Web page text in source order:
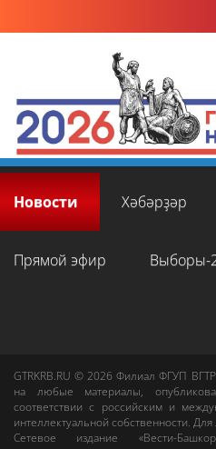
Новости Хәбәрҙәр
Прямой эфир Выборы-
GTRKRB.RU © 2026Филиал ФГУП
на любые материалы,
соответствии с российским и
интеллектуальной собственности.
Сетевое издание «Вести-